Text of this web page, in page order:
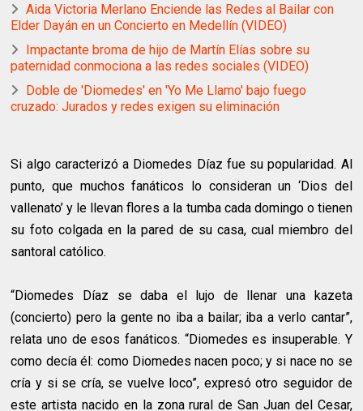
Aida Victoria Merlano Enciende las Redes al Bailar con
Elder Dayán en un Concierto en Medellín (VIDEO)
Impactante broma de hijo de Martín Elías sobre su
paternidad conmociona a las redes sociales (VIDEO)
Doble de 'Diomedes' en 'Yo Me Llamo' bajo fuego
cruzado: Jurados y redes exigen su eliminación
Si algo caracterizó a Diomedes Díaz fue su popularidad. Al
punto, que muchos fanáticos lo consideran un ‘Dios del
vallenato’ y le llevan flores a la tumba cada domingo o tienen
su foto colgada en la pared de su casa, cual miembro del
santoral católico.
“Diomedes Díaz se daba el lujo de llenar una kazeta
(concierto) pero la gente no iba a bailar; iba a verlo cantar”,
relata uno de esos fanáticos. “Diomedes es insuperable. Y
como decía él: como Diomedes nacen poco; y si nace no se
cría y si se cría, se vuelve loco”, expresó otro seguidor de
este artista nacido en la zona rural de San Juan del Cesar,